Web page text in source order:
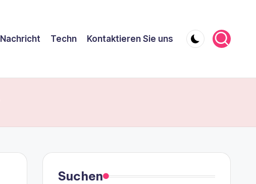
Nachricht Techn Kontaktieren Sie uns
Suchen